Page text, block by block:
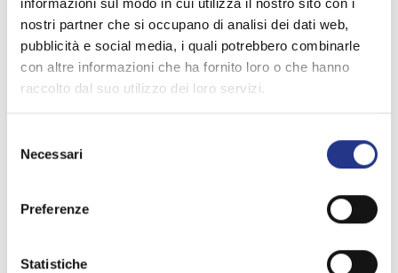
nostri partner che si occupano di analisi dei dati web,
pubblicità e social media, i quali potrebbero combinarle
con altre informazioni che ha fornito loro o che hanno
raccolto dal suo utilizzo dei loro servizi.
delNecessari
Preferenze
Statistiche